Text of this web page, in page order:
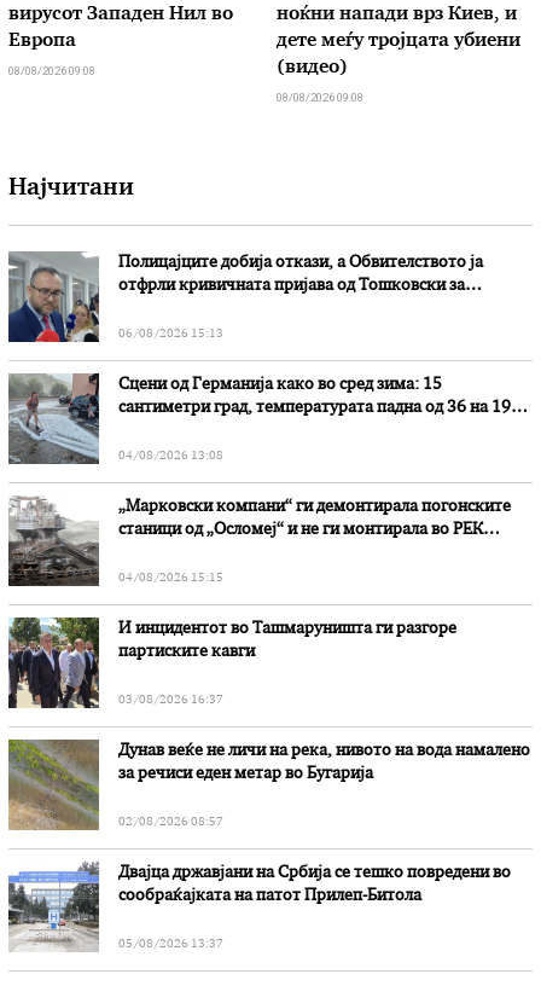
вирусот Западен Нил во
Европа
08/08/2026 09:08
ноќни напади врз Киев, и
дете меѓу тројцата убиени
(видео)
08/08/2026 09:08
Најчитани
Полицајците добија откази, а Обвителството ја
отфрли кривичната пријава од Тошковски за
06/08/2026 15:13
Сцени од Германија како во сред зима: 15
сантиметри град, температурата падна од 36 на 19
04/08/2026 13:08
„Марковски компани“ ги демонтирала погонските
станици од „Осломеј“ и не ги монтирала во РЕК
04/08/2026 15:15
И инцидентот во Ташмаруништa ги разгоре
партиските кавги
03/08/2026 16:37
Дунав веќе не личи на река, нивото на вода намалено
за речиси еден метар во Бугарија
02/08/2026 08:57
Двајца државјани на Србија се тешко повредени во
сообраќајката на патот Прилеп-Битола
05/08/2026 13:37